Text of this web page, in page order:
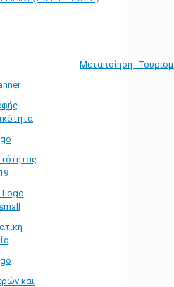
Μεταποίηση -
και